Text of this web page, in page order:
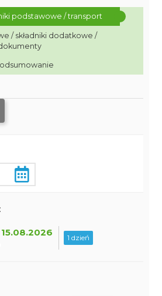
podstawowe / transport
/ składniki dodatkowe /
1 dzień